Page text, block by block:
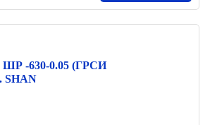
ШР -630-0.05 (ГРСИ
SHAN